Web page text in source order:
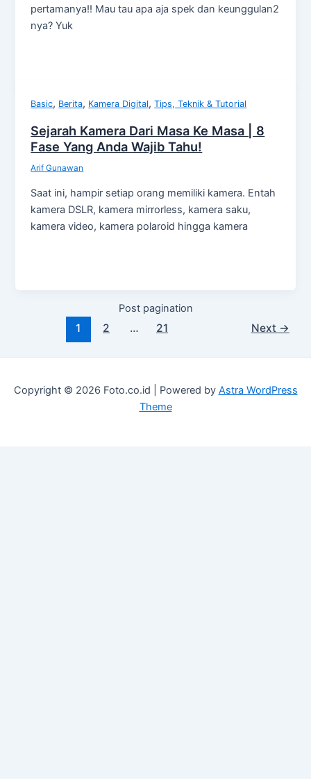
pertamanya!! Mau tau apa aja spek dan keunggulan2
nya? Yuk
Basic, Berita, Kamera Digital,Tips, Teknik & Tutorial
Sejarah Kamera Dari Masa Ke Masa | 8
Fase Yang Anda Wajib Tahu!
Arif Gunawan
Saat ini, hampir setiap orang memiliki kamera. Entah
kamera DSLR, kamera mirrorless, kamera saku,
kamera video, kamera polaroid hingga kamera
Post pagination
1 2 … 21 Next →
Copyright © 2026 Foto.co.id | Powered by Astra WordPress
Theme